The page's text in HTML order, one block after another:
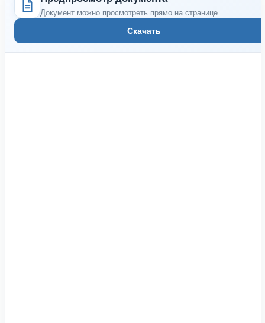
Документ можно просмотреть прямо на странице
Скачать